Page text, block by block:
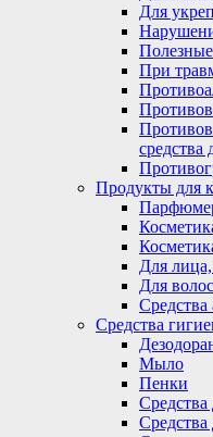
Для
При
средства
Продукты для
Для
Для волос
Средства
Средства
Мыло
Пенки
Средства
Средства